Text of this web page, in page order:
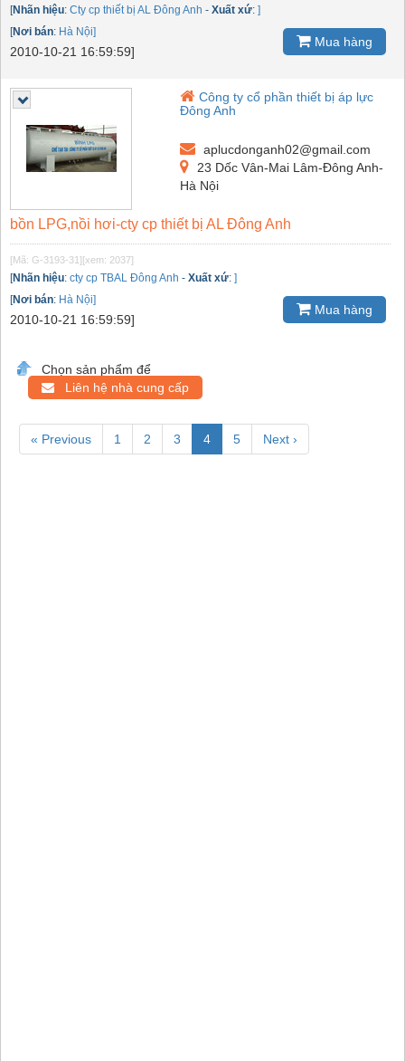
[Nhãn hiệu: Cty cp thiết bị AL Đông Anh - Xuất xứ: ]
[Nơi bán: Hà Nội]
2010-10-21 16:59:59]
Mua hàng
Công ty cổ phần thiết bị áp lực
Đông Anh
aplucdonganh02@gmail.com
23 Dốc Vân-Mai Lâm-Đông Anh-
Hà Nội
bồn LPG,nồi hơi-cty cp thiết bị AL Đông Anh
[Mã: G-3193-31] [xem: 2037]
[Nhãn hiệu: cty cp TBAL Đông Anh - Xuất xứ: ]
[Nơi bán: Hà Nội]
2010-10-21 16:59:59]
Mua hàng
Chọn sản phẩm để
Liên hệ nhà cung cấp
« Previous 1 2 3 4 5 Next ›